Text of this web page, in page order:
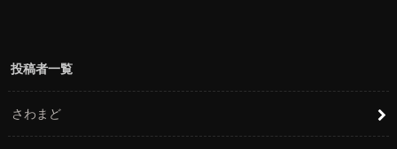
投稿者一覧
さわまど